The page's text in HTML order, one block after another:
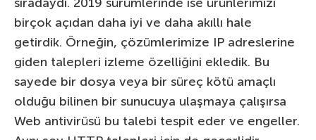
birçok açıdan daha iyi ve daha akıllı hale
getirdik. Örneğin, çözümlerimize IP adreslerine
giden talepleri izleme özelliğini ekledik. Bu
sayede bir dosya veya bir süreç kötü amaçlı
olduğu bilinen bir sunucuya ulaşmaya çalışırsa
Web antivirüsü bu talebi tespit eder ve engeller.